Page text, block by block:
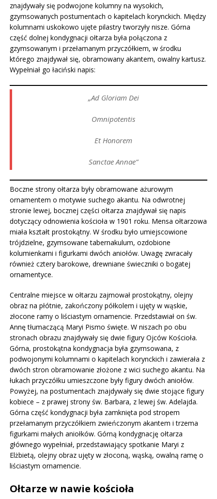
znajdywały się podwojone kolumny na wysokich,
gzymsowanych postumentach o kapitelach korynckich. Między
kolumnami uskokowo ujęte pilastry tworzyły nisze. Górna
część dolnej kondygnacji ołtarza była połączona z
gzymsowanym i przełamanym przyczółkiem, w środku
którego znajdywał się, obramowany akantem, owalny kartusz.
Wypełniał go łaciński napis:
„Ad Gloriam Dei
Omnipotentis
Et Honorem
Sanctae Annae”
Boczne strony ołtarza były obramowane ażurowym
ornamentem o motywie suchego akantu. Na odwrotnej
stronie lewej, bocznej części ołtarza znajdywał się napis
dotyczący odnowienia kościoła w 1901 roku. Mensa ołtarzowa
miała kształt prostokątny. W środku było umiejscowione
trójdzielne, gzymsowane tabernakulum, ozdobione
kolumienkami i figurkami dwóch aniołów. Uwagę zwracały
również cztery barokowe, drewniane świeczniki o bogatej
ornamentyce.
Centralne miejsce w ołtarzu zajmował prostokątny, olejny
obraz na płótnie, zakończony półkolem i ujęty w wąskie,
złocone ramy o liściastym ornamencie. Przedstawiał on św.
Annę tłumaczącą Maryi Pismo święte. W niszach po obu
stronach obrazu znajdywały się dwie figury Ojców Kościoła.
Górna, prostokątna kondygnacja była gzymsowana, z
podwojonymi kolumnami o kapitelach korynckich i zawierała z
dwóch stron obramowanie złożone z wici suchego akantu. Na
łukach przyczółku umieszczone były figury dwóch aniołów.
Powyżej, na postumentach znajdywały się dwie stojące figury
kobiece – z prawej strony św. Barbara, z lewej św. Adelajda.
Górna część kondygnacji była zamknięta pod stropem
przełamanym przyczółkiem zwieńczonym akantem i trzema
figurkami małych aniołków. Górną kondygnację ołtarza
głównego wypełniał, przedstawiający spotkanie Maryi z
Elżbietą, olejny obraz ujęty w złoconą, wąską, owalną ramę o
liściastym ornamencie.
Ołtarze w nawie kościoła